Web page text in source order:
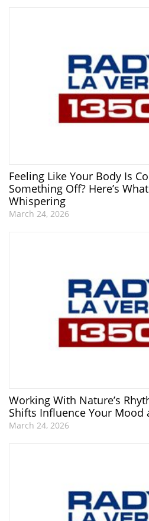
Feeling Like Your Body Is
Something Off? Here’s
Whispering
March 24, 2026
Working With Nature’s
Shifts Influence Your Mood
March 24, 2026